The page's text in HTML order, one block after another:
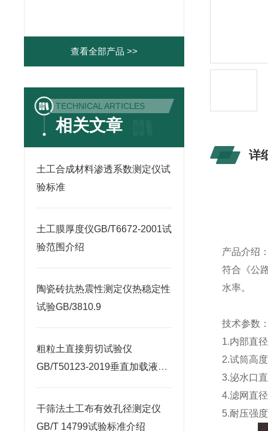
查看全部产品 >>
TECHNICAL ARTICLES
相关文章
土工合成材料渗透系数测定仪试
验标准
土工膜厚度仪GB/T6672-2001试
验范围介绍
陶瓷砖抗热震性测定仪热稳定性
试验GB/3810.9
粗粒土直接剪切试验仪
GB/T50123-2019垂直加载液压
干筛法土工布有效孔径测定仪
GB/T 14799试验标准介绍
详
产品介绍
符合《公
水率。
技术参数
1.内部直
2.试筒高
3.泌水口
4.滤网直
5.耐压强